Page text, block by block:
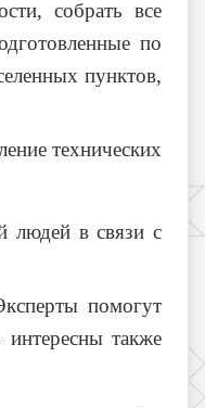
собрать все
по
пунктов,
технических
людей в связи с
помогут
также